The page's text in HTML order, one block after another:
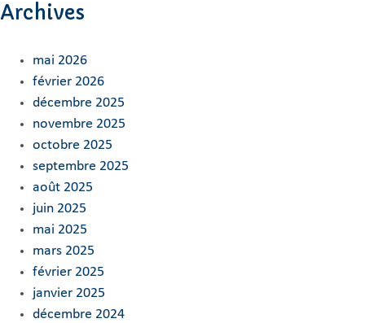
Archives
mai 2026
février 2026
décembre 2025
novembre 2025
octobre 2025
septembre 2025
août 2025
juin 2025
mai 2025
mars 2025
février 2025
janvier 2025
décembre 2024